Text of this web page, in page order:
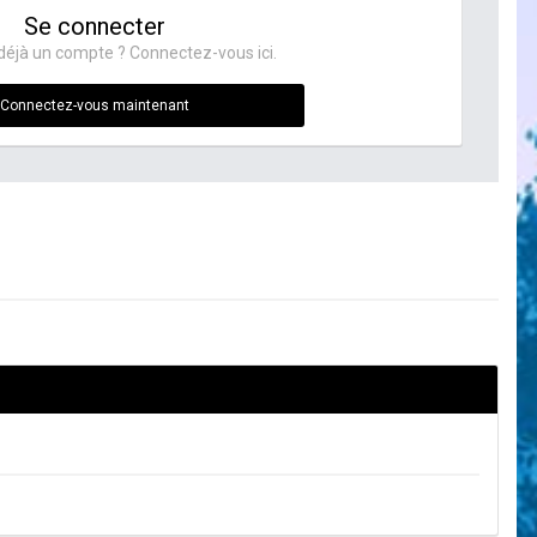
Se connecter
un compte ? Connectez-vous ici.
Connectez-vous maintenant